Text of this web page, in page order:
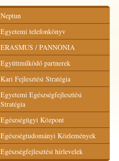
Neptun
Egyetemi telefonkönyv
ERASMUS / PANNÓNIA
Együttműködő partnerek
Kari Fejlesztési Stratégia
Egyetemi Egészségfejlesztési
Stratégia
Egészségügyi Központ
Egészségtudományi Közlemények
Egészségfejlesztési hírlevelek